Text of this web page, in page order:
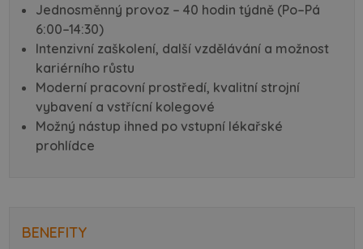
Jednosměnný provoz – 40 hodin týdně (Po–Pá
6:00–14:30)
Intenzivní zaškolení, další vzdělávání a možnost
kariérního růstu
Moderní pracovní prostředí, kvalitní strojní
vybavení a vstřícní kolegové
Možný nástup ihned po vstupní lékařské
prohlídce
BENEFITY